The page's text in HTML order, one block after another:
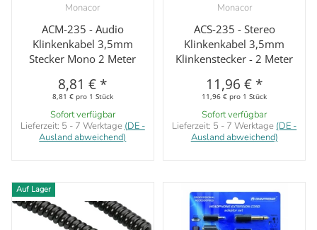
Monacor
ACM-235 - Audio
Klinkenkabel 3,5mm
Stecker Mono 2 Meter
8,81 € *
8,81 € pro 1 Stück
Sofort verfügbar
Lieferzeit: 5 - 7 Werktage (DE -
Ausland abweichend)
Monacor
ACS-235 - Stereo
Klinkenkabel 3,5mm
Klinkenstecker - 2 Meter
11,96 € *
11,96 € pro 1 Stück
Sofort verfügbar
Lieferzeit: 5 - 7 Werktage (DE -
Ausland abweichend)
Auf Lager